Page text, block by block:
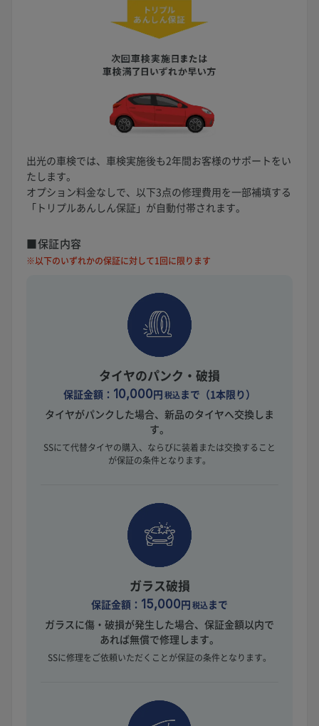
出光の車検では、車検実施後も2年間お客様のサポートをい
たします。
オプション料金なしで、以下3点の修理費用を一部補填する
「トリプルあんしん保証」が自動付帯されます。
■保証内容
※以下のいずれかの保証に対して1回に限ります
タイヤのパンク・破損
保証金額： 10,000円税込まで（1本限り）
タイヤがパンクした場合、新品のタイヤへ交換しま
す。
SSにて代替タイヤの購入、ならびに装着または交換すること
が保証の条件となります。
ガラス破損
保証金額： 15,000円税込まで
ガラスに傷・破損が発生した場合、保証金額以内で
あれば無償で修理します。
SSに修理をご依頼いただくことが保証の条件となります。